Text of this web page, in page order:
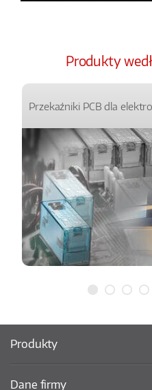
Produkty
Przekaźniki PCB dla
Produkty
Dane firmy